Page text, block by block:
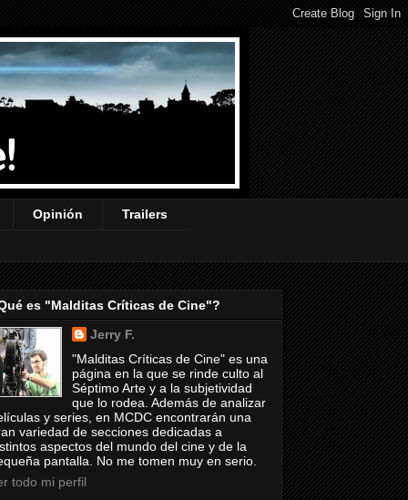
Opinión Trailers
es "Malditas Críticas de Cine"?
Jerry F.
"Malditas Críticas de Cine" es una
página en la que se rinde culto al
Séptimo Arte y a la subjetividad
que lo rodea. Además de analizar
y series, en MCDC encontrarán una
variedad de secciones dedicadas a
aspectos del mundo del cine y de la
pantalla. No me tomen muy en serio.
todo mi perfil